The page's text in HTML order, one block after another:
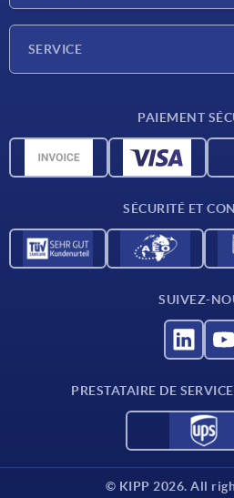
SERVICE
Données CAO
PAIEMENT
SÉCURITÉ ET
SUIVEZ-
PRESTATAIRE DE
© KIPP 2026. All